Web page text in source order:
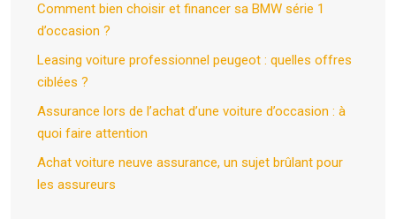
Comment bien choisir et financer sa BMW série 1
d’occasion ?
Leasing voiture professionnel peugeot : quelles offres
ciblées ?
Assurance lors de l’achat d’une voiture d’occasion : à
quoi faire attention
Achat voiture neuve assurance, un sujet brûlant pour
les assureurs